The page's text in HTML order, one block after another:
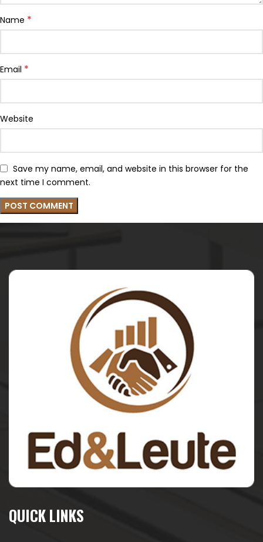
Name *
Email *
Website
Save my name, email, and website in this browser for the
next time I comment.
QUICK LINKS